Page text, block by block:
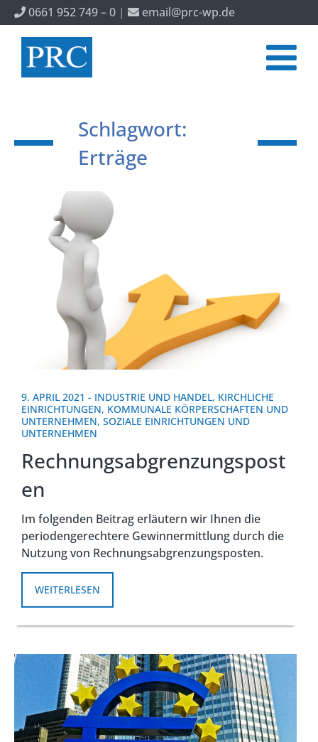
0661 952 749 – 0 | email@prc-wp.de
Schlagwort:
Erträge
9. APRIL 2021 - INDUSTRIE UND HANDEL, KIRCHLICHE
EINRICHTUNGEN, KOMMUNALE KÖRPERSCHAFTEN UND
UNTERNEHMEN, SOZIALE EINRICHTUNGEN UND
UNTERNEHMEN
Rechnungsabgrenzungspost
en
Im folgenden Beitrag erläutern wir Ihnen die
periodengerechtere Gewinnermittlung durch die
Nutzung von Rechnungsabgrenzungsposten.
WEITERLESEN